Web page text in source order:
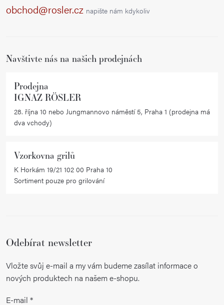
c
r
u
obchod@rosler.cz napište nám kdykoliv
Navštivte nás na našich prodejnách
Prodejna
IGNAZ RÖSLER
28. října 10 nebo Jungmannovo náměstí 5, Praha 1 (prodejna má
dva vchody)
Vzorkovna grilů
K Horkám 19/21 102 00 Praha 10
Sortiment pouze pro grilování
Odebírat newsletter
Vložte svůj e-mail a my vám budeme zasílat informace o
nových produktech na našem e-shopu.
E-mail